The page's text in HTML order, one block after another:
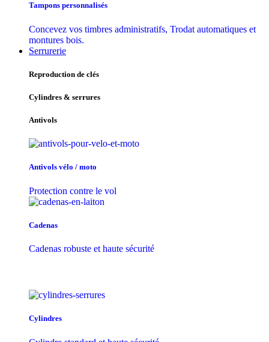
Tampons personnalisés
Concevez vos timbres administratifs, Trodat automatiques et
montures bois.
Serrurerie
Reproduction de clés
Cylindres & serrures
Antivols
Antivols vélo / moto
Protection contre le vol
Cadenas
Cadenas robuste et haute sécurité
Cylindres